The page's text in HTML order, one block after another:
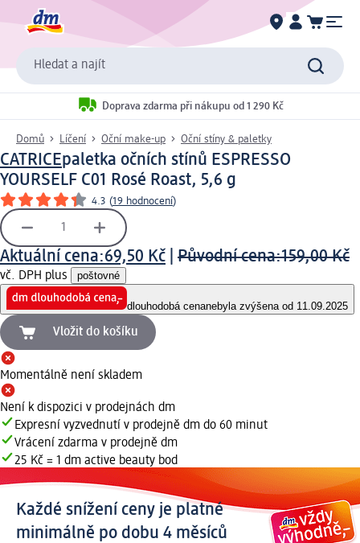
Hledat a najít
Doprava zdarma při nákupu od 1 290 Kč
Domů Líčení Oční make-up Oční stíny & paletky
CATRICEpaletka očních stínů ESPRESSO
YOURSELF C01 Rosé Roast, 5,6 g
4.3 (19 hodnocení)
Aktuální cena:69,50 Kč Původní cena:159,00 Kč
vč. DPH plus poštovné
dlouhodobá cenanebyla zvýšena od 11.09.2025
Vložit do košíku
Momentálně není skladem
Není k dispozici v prodejnách dm
Expresní vyzvednutí v prodejně dm do 60 minut
Vrácení zdarma v prodejně dm
25 Kč = 1 dm active beauty bod
Každé snížení ceny je platné
minimálně po dobu 4 měsíců